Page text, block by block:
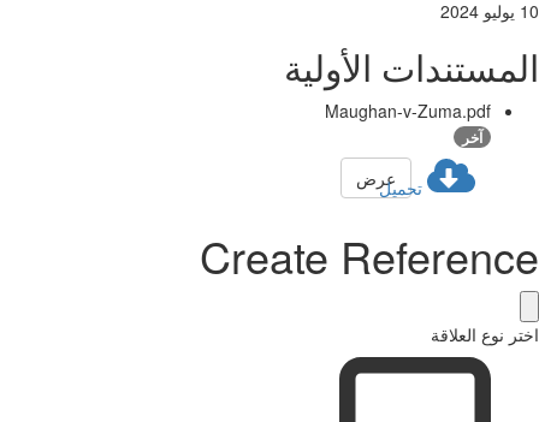
الأولية
Maughan-v-Zuma.pdf
آخر
تحميلعرض
Create
نوع العلاقة